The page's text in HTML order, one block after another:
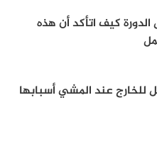
كيف اتأكد أن هذه
للخارج عند المشي أسبابها